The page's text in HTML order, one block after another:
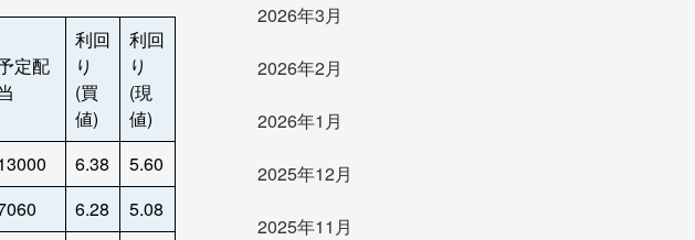
定配
利回
り
(買
値)
利回
り
(現
値)
6.38
5.60
6.28
5.08
2026年3月
2026年2月
2026年1月
2025年12月
2025年11月